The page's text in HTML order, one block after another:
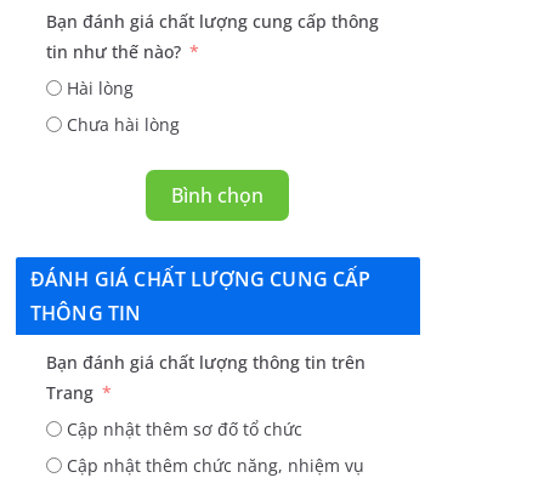
Bạn đánh giá chất lượng cung cấp thông
tin như thế nào?
Hài lòng
Chưa hài lòng
Bình chọn
ĐÁNH GIÁ CHẤT LƯỢNG CUNG CẤP
THÔNG TIN
Bạn đánh giá chất lượng thông tin trên
Trang
Cập nhật thêm sơ đố tổ chức
Cập nhật thêm chức năng, nhiệm vụ